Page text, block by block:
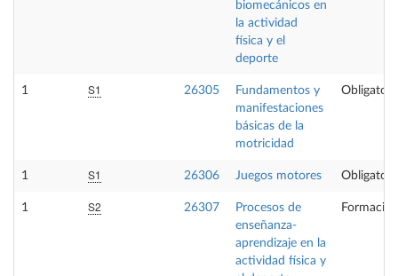
biomecánicos en
la actividad
física y el
deporte
1 S1 26305
Fundamentos y
manifestaciones
básicas de la
motricidad
1 S1 26306 Juegos motores
1 S2 26307
Procesos de
enseñanza-
aprendizaje en la
actividad física y